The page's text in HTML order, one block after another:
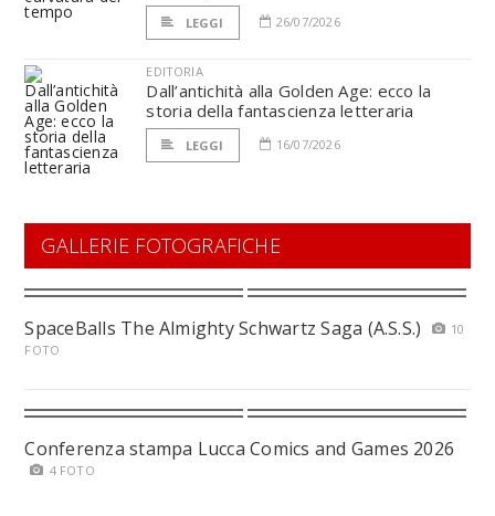
LEGGI 26/07/2026
EDITORIA
Dall’antichità alla Golden Age: ecco la
storia della fantascienza letteraria
LEGGI 16/07/2026
GALLERIE FOTOGRAFICHE
SpaceBalls The Almighty Schwartz Saga (A.S.S.)
10
FOTO
Conferenza stampa Lucca Comics and Games 2026
4 FOTO